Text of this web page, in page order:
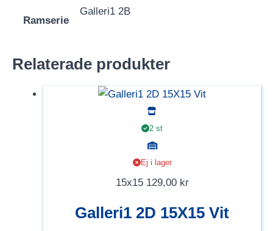
Ramserie
Galleri1 2B
Relaterade produkter
2 st
Ej i lager
15x15 129,00 kr
Galleri1 2D 15X15 Vit